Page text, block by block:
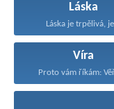
Láska
Láska je trpělivá,
Víra
Proto vám říkám: